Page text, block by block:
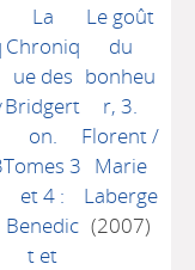
La
Chroniq
ue des
Bridgert
on.
Tomes 3
et 4 :
Benedic
t et
Le goût
du
bonheu
r, 3.
Florent/
Marie
Laberge
(2007)